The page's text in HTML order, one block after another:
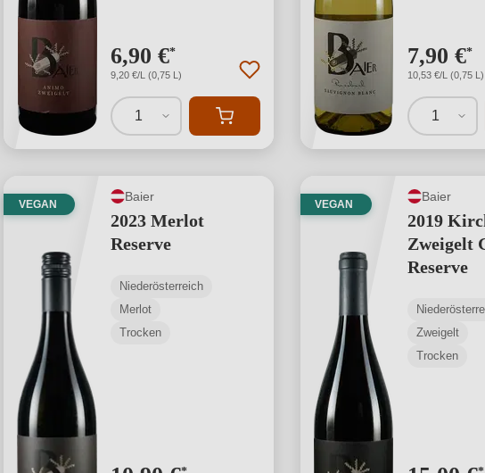
6,90 €*
9,20 €/L (0,75 L)
1
7,90 €*
10,53 €/L (0,75 L)
1
VEGAN
Baier
2023 Merlot
Reserve
Niederösterreich
Merlot
Trocken
VEGAN
Baier
2019
Zweigelt
Reserve
Zweigelt
Trocken